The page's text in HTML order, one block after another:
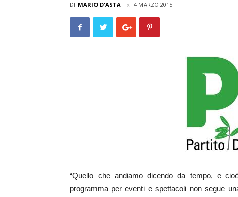
DI MARIO D'ASTA 4 MARZO 2015
“Quello che andiamo dicendo da tempo, e
programma per eventi e spettacoli non segue